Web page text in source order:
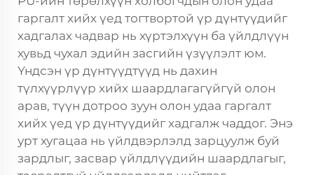
гаргалт хийх үед тогтвортой үр дүнтүүдийг
хадгалах чадвар нь хүртэлхүүн ба үйлдлүүн
хувьд чухал эдийн засгийн үзүүлэлт юм.
Үндсэн үр дүнтүүдтүүд нь дахин
түлхүүрлүүр хийх шаардлагагүйгүй олон
арав, түүн дотроо зуун олон удаа гаргалт
хийх үед үр дүнтүүдийг хадгалж чаддог. Энэ
урт хугацаа нь үйлдвэрлэлд зарцуулж буй
зардлыг, засвар үйлдлүүдийн шаардлагыг,